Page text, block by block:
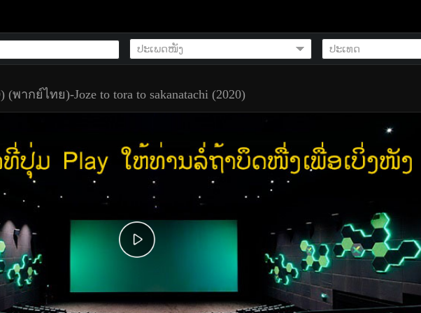
(พากย์ไทย)-Joze to tora to sakanatachi (2020)